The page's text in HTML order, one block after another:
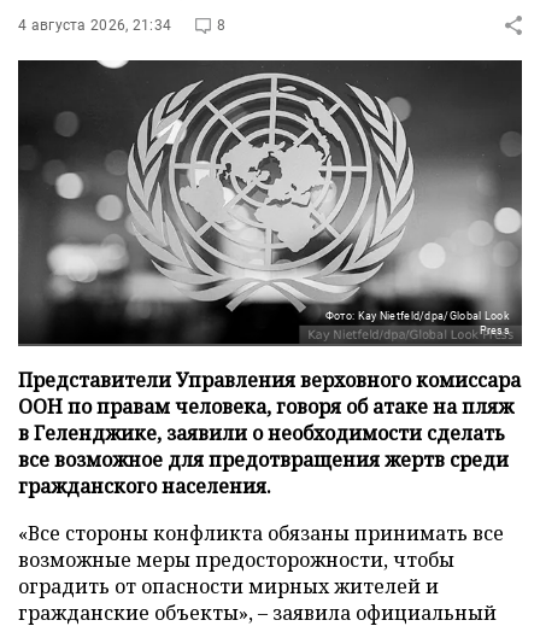
4 августа 2026, 21:34 8
Фото: Kay Nietfeld/dpa/Global Look
Press
Представители Управления верховного комиссара
ООН по правам человека, говоря об атаке на пляж
в Геленджике, заявили о необходимости сделать
все возможное для предотвращения жертв среди
гражданского населения.
«Все стороны конфликта обязаны принимать все
возможные меры предосторожности, чтобы
оградить от опасности мирных жителей и
гражданские объекты», – заявила официальный